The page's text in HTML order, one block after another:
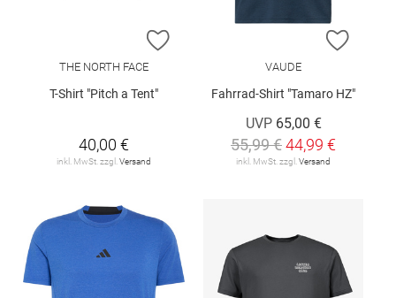
ZUR WUNSCHLISTE HINZUFÜGEN
THE NORTH FACE
T-Shirt "Pitch a Tent"
40,00 €
inkl. MwSt. zzgl. Versand
ZUR
VAUDE
Fahrrad-Shirt "Tamaro HZ"
UVP 65,00 €
55,99 €44,99 €
inkl. MwSt. zzgl. Versand